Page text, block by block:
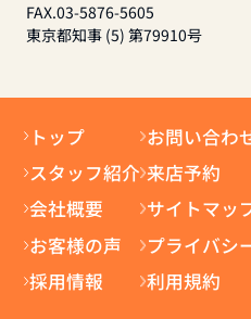
FAX.03-5876-5605
東京都知事 (5) 第79910号
トップ
スタッフ紹介
会社概要
お客様の声
採用情報
お問い合わ
来店予約
サイトマッ
プライバシ
利用規約